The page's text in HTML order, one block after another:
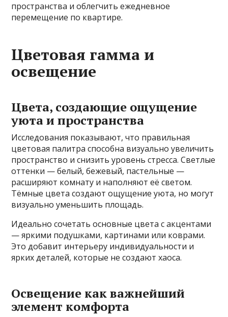
пространства и облегчить ежедневное
перемещение по квартире.
Цветовая гамма и
освещение
Цвета, создающие ощущение
уюта и пространства
Исследования показывают, что правильная
цветовая палитра способна визуально увеличить
пространство и снизить уровень стресса. Светлые
оттенки — белый, бежевый, пастельные —
расширяют комнату и наполняют её светом.
Тёмные цвета создают ощущение уюта, но могут
визуально уменьшить площадь.
Идеально сочетать основные цвета с акцентами
— яркими подушками, картинами или коврами.
Это добавит интерьеру индивидуальности и
ярких деталей, которые не создают хаоса.
Освещение как важнейший
элемент комфорта